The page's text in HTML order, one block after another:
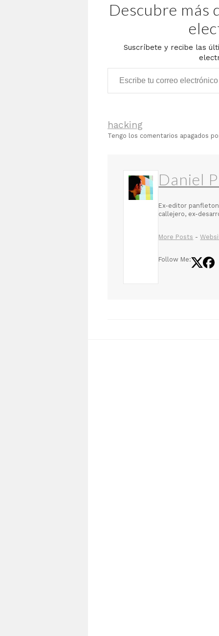
Descubre más
Suscríbete y recibe las
Escribe tu correo electrónico…
hacking
Tengo los comentarios apagados
Daniel
Ex-editor
callejero, ex-
More Posts -
Follow Me: